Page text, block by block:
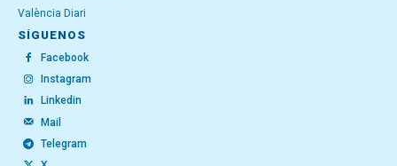
València Diari
SÍGUENOS
Facebook
Instagram
Linkedin
Mail
Telegram